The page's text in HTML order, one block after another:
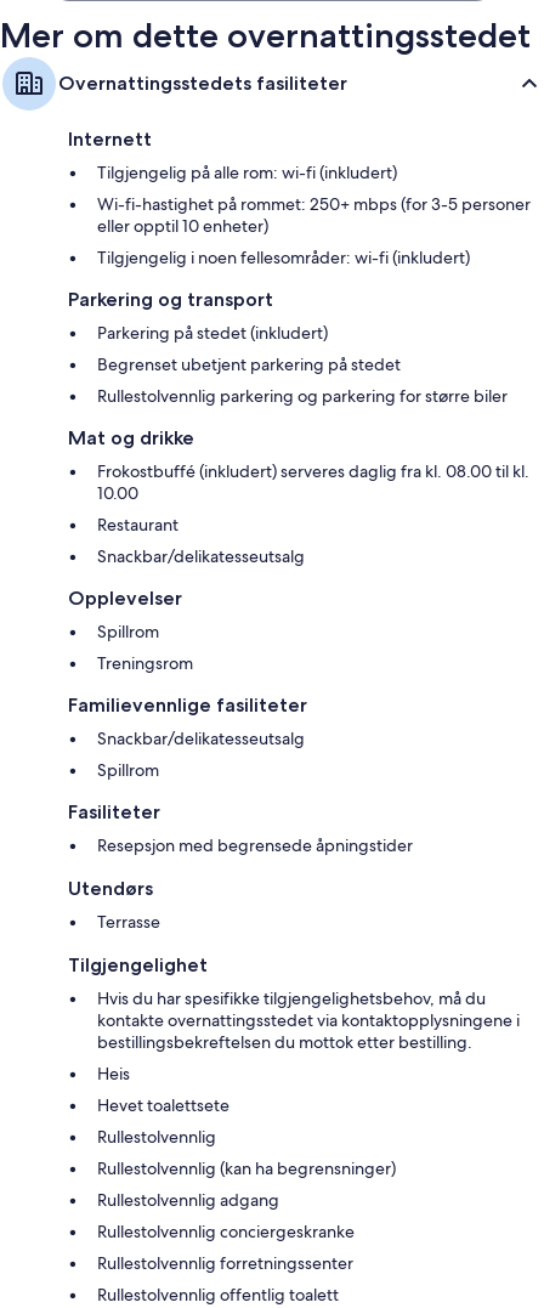
Mer om dette overnattingsstedet
Overnattingsstedets fasiliteter
Internett
Tilgjengelig på alle rom: wi-fi (inkludert)
Wi-fi-hastighet på rommet: 250+ mbps (for 3-5 personer
eller opptil 10 enheter)
Tilgjengelig i noen fellesområder: wi-fi (inkludert)
Parkering og transport
Parkering på stedet (inkludert)
Begrenset ubetjent parkering på stedet
Rullestolvennlig parkering og parkering for større biler
Mat og drikke
Frokostbuffé (inkludert) serveres daglig fra kl. 08.00 til kl.
10.00
Restaurant
Snackbar/delikatesseutsalg
Opplevelser
Spillrom
Treningsrom
Familievennlige fasiliteter
Snackbar/delikatesseutsalg
Spillrom
Fasiliteter
Resepsjon med begrensede åpningstider
Utendørs
Terrasse
Tilgjengelighet
Hvis du har spesifikke tilgjengelighetsbehov, må du
kontakte overnattingsstedet via kontaktopplysningene i
bestillingsbekreftelsen du mottok etter bestilling.
Heis
Hevet toalettsete
Rullestolvennlig
Rullestolvennlig (kan ha begrensninger)
Rullestolvennlig adgang
Rullestolvennlig conciergeskranke
Rullestolvennlig forretningssenter
Rullestolvennlig offentlig toalett